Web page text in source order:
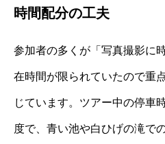
時間配分の工夫
参加者の多くが「写真撮影に
在時間が限られていたので重
じています。ツアー中の停車
度で、青い池や白ひげの滝で